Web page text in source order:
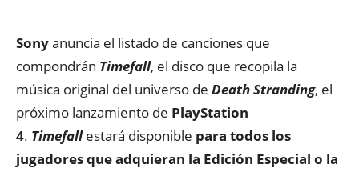
Sonyanuncia el listado de canciones que
compondrán Timefall, el disco que recopila la
música original del universo de Death Stranding, el
próximo lanzamiento de PlayStation
4. Timefall estará disponible para todos los
jugadores que adquieran la Edición Especial o la